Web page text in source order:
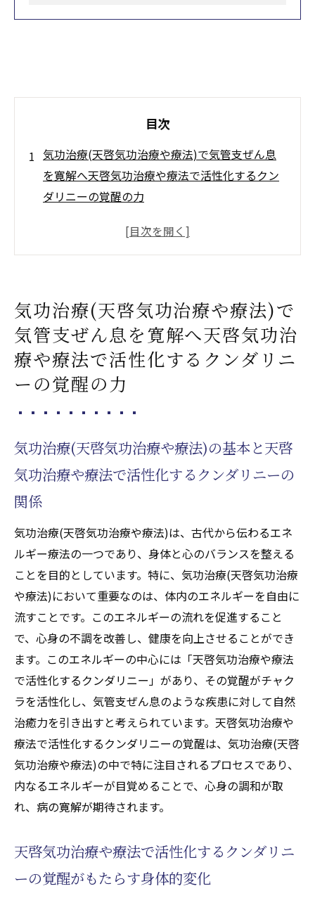
目次
気功治療(天啓気功治療や療法)で気管支ぜん息
を寛解へ天啓気功治療や療法で活性化するクン
ダリニーの覚醒の力
気功治療や療法で活性化するクンダリニー
ニーの覚醒がもたらす身体的変化
呼吸法を活用した気管支ぜん息の症状改善
日常生活に取り入れたい天啓気功治療や療
法でクンダリニー活性化の方法
効果
実際の体験談：天啓気功治療や療法で活性
化するクンダリニー覚醒での健康回復
治療(天啓気功治療や療法)で気管支ぜん息に与
える影響
天啓気功治療や療法で活性化するチャクラ
の役割とその重要性
天啓気功治療や療法で活性化する各チャク
ラの活性化が気管支に与える影響
瞑想を用いた天啓気功治療や療法で活性化
するチャクラ調整法
天啓気功治療や療法で活性化するチャクラ
バランスと呼吸の質の向上
実践的な天啓気功治療や療法でのチャクラ
活性化エクササイズ
天啓気功治療や療法で活性化するチャクラ
天啓気功治療や療法で活性化するクンダリニー
の覚醒を通じた気功治療(天啓気功治療や療法)
で新たな生活の質を
気功治療(天啓気功治療や療法)で
気管支ぜん息を寛解へ天啓気功治
療や療法で活性化するクンダリニ
ーの覚醒の力
気功治療(天啓気功治療や療法)の基本と天啓
気功治療や療法で活性化するクンダリニーの
関係
気功治療(天啓気功治療や療法)は、古代から伝わるエネ
ルギー療法の一つであり、身体と心のバランスを整える
ことを目的としています。特に、気功治療(天啓気功治療
や療法)において重要なのは、体内のエネルギーを自由に
流すことです。このエネルギーの流れを促進すること
で、心身の不調を改善し、健康を向上させることができ
ます。このエネルギーの中心には「天啓気功治療や療法
で活性化するクンダリニー」があり、その覚醒がチャク
ラを活性化し、気管支ぜん息のような疾患に対して自然
治癒力を引き出すと考えられています。天啓気功治療や
療法で活性化するクンダリニーの覚醒は、気功治療(天啓
気功治療や療法)の中で特に注目されるプロセスであり、
内なるエネルギーが目覚めることで、心身の調和が取
れ、病の寛解が期待されます。
天啓気功治療や療法で活性化するクンダリニ
ーの覚醒がもたらす身体的変化